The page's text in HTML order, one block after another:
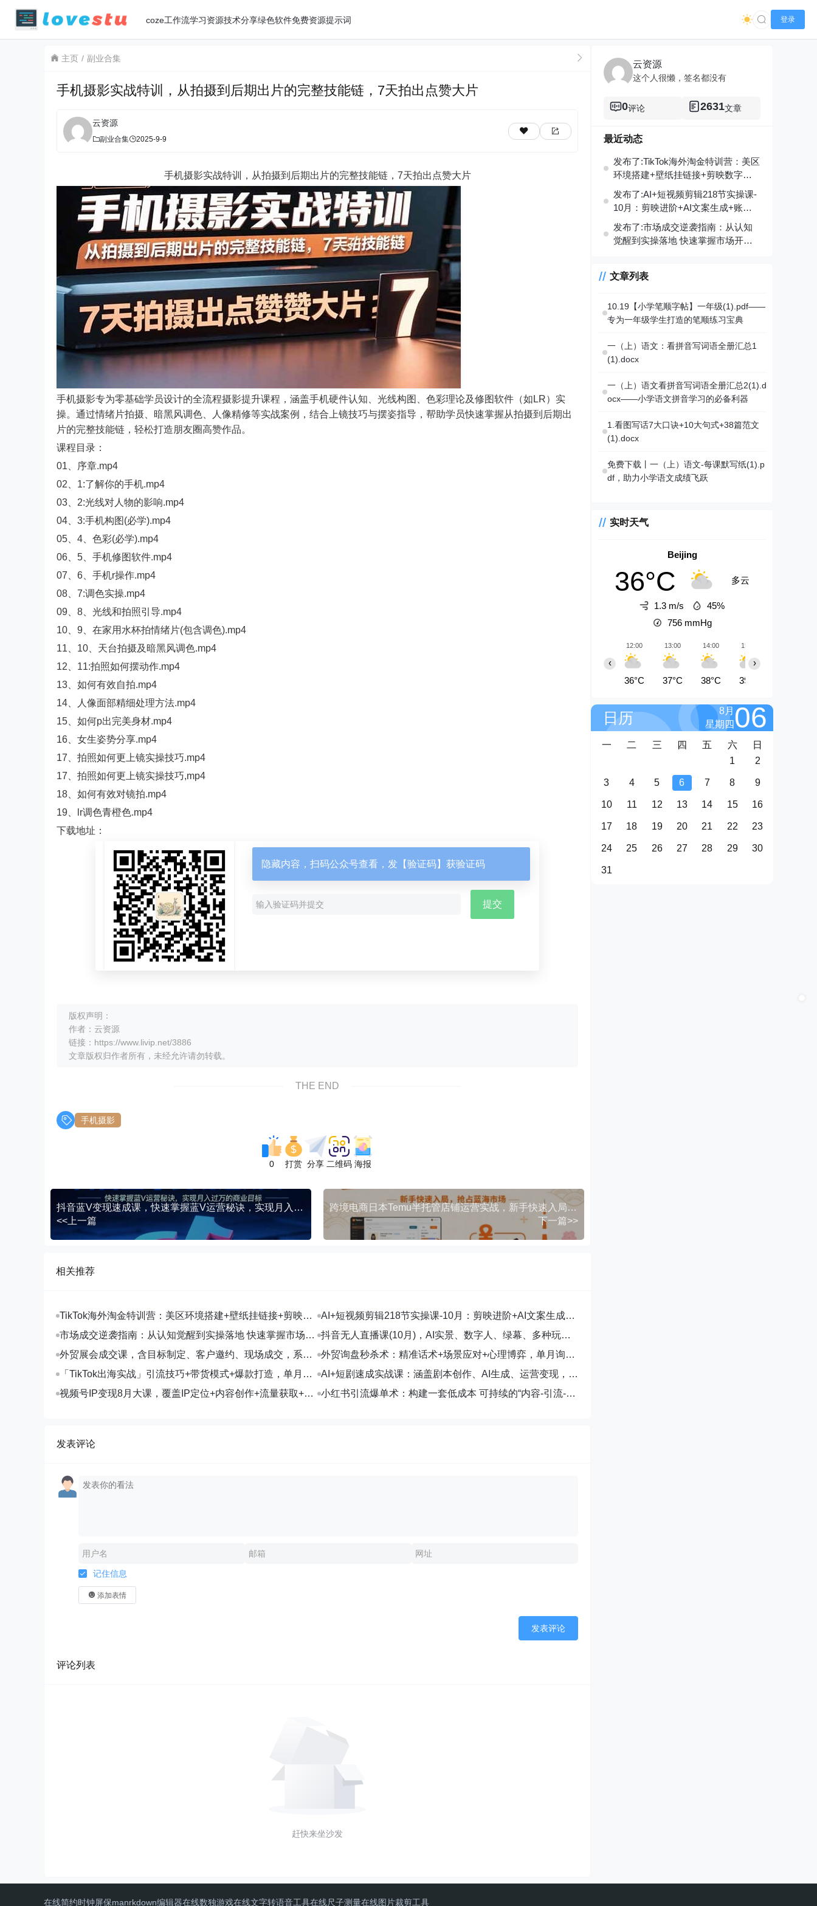
coze工作流学习资源技术分享绿色软件免费资源提示词 登录
主页 副业合集
手机摄影实战特训，从拍摄到后期出片的完整技能链，7天拍出点赞大片
云资源
副业合集 2025-9-9
手机摄影实战特训，从拍摄到后期出片的完整技能链，7天拍出点赞大片
手机摄影专为零基础学员设计的全流程摄影提升课程，涵盖手机硬件认知、光线构图、色彩理论及修图软件（如LR）实
操。通过情绪片拍摄、暗黑风调色、人像精修等实战案例，结合上镜技巧与摆姿指导，帮助学员快速掌握从拍摄到后期出
片的完整技能链，轻松打造朋友圈高赞作品。
课程目录：
01、序章.mp4
02、1:了解你的手机.mp4
03、2:光线对人物的影响.mp4
04、3:手机构图(必学).mp4
05、4、色彩(必学).mp4
06、5、手机修图软件.mp4
07、6、手机r操作.mp4
08、7:调色实操.mp4
09、8、光线和拍照引导.mp4
10、9、在家用水杯拍情绪片(包含调色).mp4
11、10、天台拍摄及暗黑风调色.mp4
12、11:拍照如何摆动作.mp4
13、如何有效自拍.mp4
14、人像面部精细处理方法.mp4
15、如何p出完美身材.mp4
16、女生姿势分享.mp4
17、拍照如何更上镜实操技巧.mp4
17、拍照如何更上镜实操技巧,mp4
18、如何有效对镜拍.mp4
19、lr调色青橙色.mp4
下载地址：
隐藏内容，扫码公众号查看，发【验证码】获验证码
版权声明：
作者：云资源
链接：https://www.livip.net/3886
文章版权归作者所有，未经允许请勿转载。
THE END
手机摄影
0 打赏 分享 二维码 海报
抖音蓝V变现速成课，快速掌握蓝V运营秘诀，实现月入过万的商业目标
<<上一篇
跨境电商日本Temu半托管店铺运营实战，新手快速入局，抢占蓝海市场
下一篇>>
相关推荐
TikTok海外淘金特训营：美区环境搭建+壁纸挂链接+剪映数
字人，月入1.5万
AI+短视频剪辑218节实操课-10月：剪映进阶+AI文案生成
+账号运营，月入2万
市场成交逆袭指南：从认知觉醒到实操落地 快速掌握市场开
拓与成交核心能力
抖音无人直播课(10月)，AI实景、数字人、绿幕、多种玩
法、24小时自动盈利
外贸展会成交课，含目标制定、客户邀约、现场成交，系统
化SOP提升参展ROI
外贸询盘秒杀术：精准话术+场景应对+心理博弈，单月询盘
转化率提升200%
「TikTok出海实战」引流技巧+带货模式+爆款打造，单月变
现10万+秘籍
AI+短剧速成实战课：涵盖剧本创作、AI生成、运营变现，单
部剧收益破万
视频号IP变现8月大课，覆盖IP定位+内容创作+流量获取+合
小红书引流爆单术：构建一套低成本 可持续的“内容-引流-成
发表评论
记住信息
添加表情
发表评论
评论列表
赶快来坐沙发
云资源
这个人很懒，签名都没有
0评论 2631文章
最近动态
发布了:TikTok海外淘金特训营：美区
环境搭建+壁纸挂链接+剪映数字
人，月入1.5万
发布了:AI+短视频剪辑218节实操课-
10月：剪映进阶+AI文案生成+账号
运营，月入2万
发布了:市场成交逆袭指南：从认知
觉醒到实操落地 快速掌握市场开拓
文章列表
10.19【小学笔顺字帖】一年级(1).pdf——
专为一年级学生打造的笔顺练习宝典
一（上）语文：看拼音写词语全册汇总1
(1).docx
一（上）语文看拼音写词语全册汇总2(1).d
ocx——小学语文拼音学习的必备利器
1.看图写话7大口诀+10大句式+38篇范文
(1).docx
免费下载丨一（上）语文-每课默写纸(1).p
df，助力小学语文成绩飞跃
实时天气
Beijing
36°C 多云
1.3 m/s
45%
756 mmHg
12:00
36°C
13:00
37°C
14:00
38°C
15:00
39°C
‹ ›
日历
8月
星期四 06
一 二 三 四 五 六
日
1
2
3 4 5 6 7 8 9
10 11 12 13 14 15 16
17 18 19 20 21 22 23
24 25 26 27 28 29 30
31
在线简约时钟屏保manrkdown编辑器在线数独游戏在线文字转语音工具在线尺子测量在线图片裁剪工具